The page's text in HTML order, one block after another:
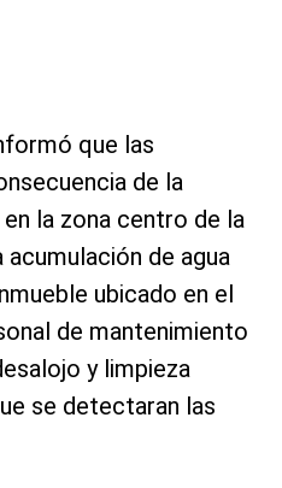
que las
de la
la zona centro de la
de agua
ubicado en el
de mantenimiento
y limpieza
se detectaran las